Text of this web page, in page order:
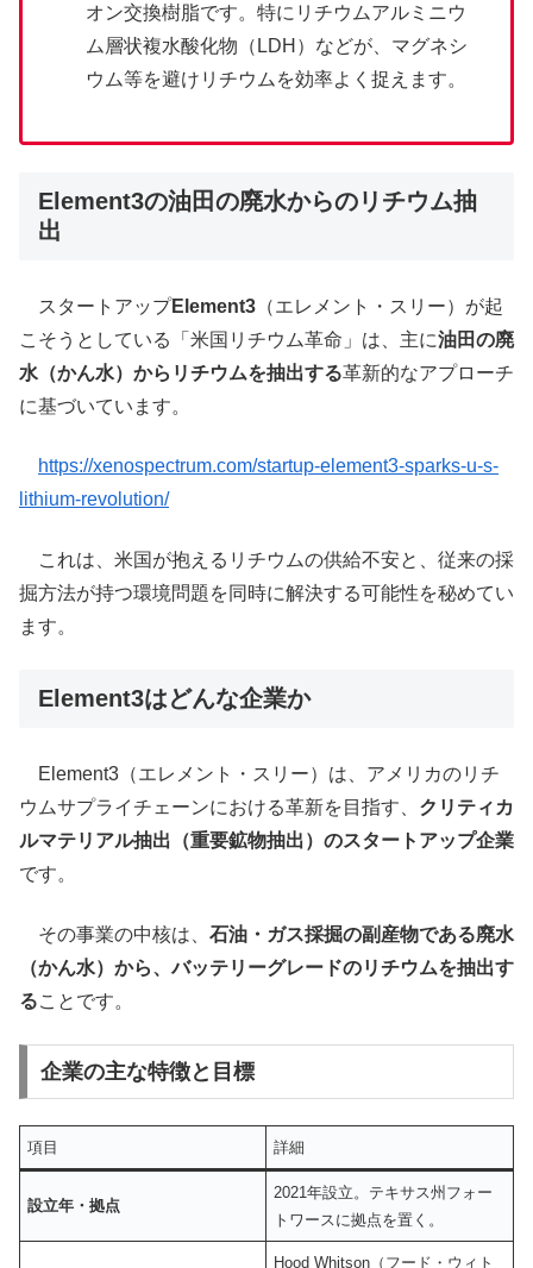
オン交換樹脂です。特にリチウムアルミニウ
ム層状複水酸化物（LDH）などが、マグネシ
ウム等を避けリチウムを効率よく捉えます。
Element3の油田の廃水からのリチウム抽
出
スタートアップElement3 （エレメント・スリー）が起
こそうとしている「米国リチウム革命」は、主に油田の廃
水（かん水）からリチウムを抽出する革新的なアプローチ
に基づいています。
https://xenospectrum.com/startup-element3-sparks-u-s-
lithium-revolution/
これは、米国が抱えるリチウムの供給不安と、従来の採
掘方法が持つ環境問題を同時に解決する可能性を秘めてい
ます。
Element3はどんな企業か
Element3（エレメント・スリー）は、アメリカのリチ
ウムサプライチェーンにおける革新を目指す、 クリティカ
ルマテリアル抽出（重要鉱物抽出）のスタートアップ企業
です。
その事業の中核は、 石油・ガス採掘の副産物である廃水
（かん水）から、バッテリーグレードのリチウムを抽出す
ることです。
企業の主な特徴と目標
項目 詳細
設立年・拠点
2021年設立。テキサス州フォー
トワースに拠点を置く。
Hood Whitson（フード・ウィト